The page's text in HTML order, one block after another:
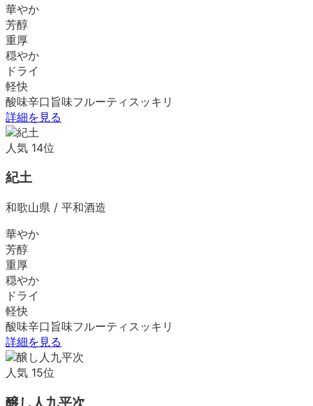
華やか
芳醇
重厚
穏やか
ドライ
軽快
酸味辛口 旨味フルーティ スッキリ
詳細を見る
人気 14位
紀土
和歌山県 / 平和酒造
華やか
芳醇
重厚
穏やか
ドライ
軽快
酸味辛口 旨味フルーティ スッキリ
詳細を見る
人気 15位
醸し人九平次